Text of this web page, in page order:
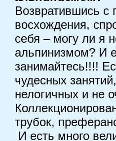
Возвратившись с
восхождения,
себя – могу ли я
альпинизмом? И
занимайтесь!!!!
чудесных
нелогичных и не
трубок,
И есть много